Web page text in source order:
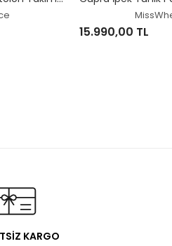
15.990,00 TL
KARGO